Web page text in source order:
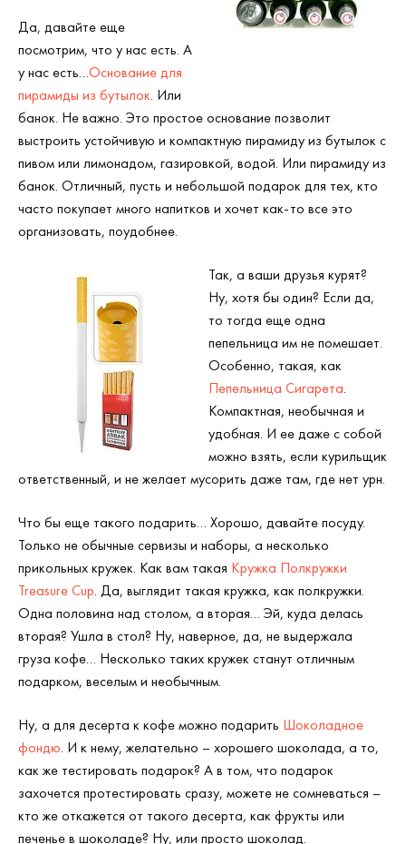
Да, давайте еще
посмотрим, что у нас есть. А
у нас есть…Основание для
пирамиды из бутылок. Или
банок. Не важно. Это простое основание позволит
выстроить устойчивую и компактную пирамиду из бутылок с
пивом или лимонадом, газировкой, водой. Или пирамиду из
банок. Отличный, пусть и небольшой подарок для тех, кто
часто покупает много напитков и хочет как-то все это
организовать, поудобнее.
Так, а ваши друзья курят?
Ну, хотя бы один? Если да,
то тогда еще одна
пепельница им не помешает.
Особенно, такая, как
Пепельница Сигарета.
Компактная, необычная и
удобная. И ее даже с собой
можно взять, если курильщик
ответственный, и не желает мусорить даже там, где нет урн.
Что бы еще такого подарить… Хорошо, давайте посуду.
Только не обычные сервизы и наборы, а несколько
прикольных кружек. Как вам такая Кружка Полкружки
Treasure Cup. Да, выглядит такая кружка, как полкружки.
Одна половина над столом, а вторая… Эй, куда делась
вторая? Ушла в стол? Ну, наверное, да, не выдержала
груза кофе… Несколько таких кружек станут отличным
подарком, веселым и необычным.
Ну, а для десерта к кофе можно подарить Шоколадное
фондю. И к нему, желательно – хорошего шоколада, а то,
как же тестировать подарок? А в том, что подарок
захочется протестировать сразу, можете не сомневаться –
кто же откажется от такого десерта, как фрукты или
печенье в шоколаде? Ну, или просто шоколад.